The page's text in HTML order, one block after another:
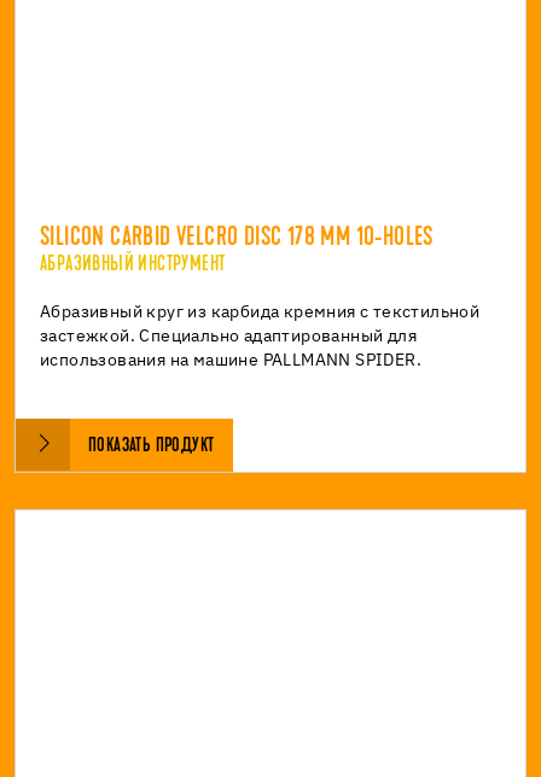
SILICON CARBID VELCRO DISC 178 MM 10-HOLES
АБРАЗИВНЫЙ ИНСТРУМЕНТ
Абразивный круг из карбида кремния с текстильной
застежкой. Специально адаптированный для
использования на машине PALLMANN SPIDER.
ПОКАЗАТЬ ПРОДУКТ